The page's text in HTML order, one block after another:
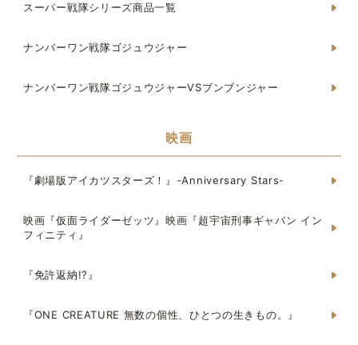
スーパー戦隊シリーズ商品一覧
ナンバーワン戦隊ゴジュウジャー
ナンバーワン戦隊ゴジュウジャーVSブンブンジャー
映画
『劇場版アイカツスターズ！』-Anniversary Stars-
映画『仮面ライダーゼッツ』映画『超宇宙刑事ギャバン イン
フィニティ』
『免許返納!?』
『ONE CREATURE 無数の個性、ひとつの生きもの。』